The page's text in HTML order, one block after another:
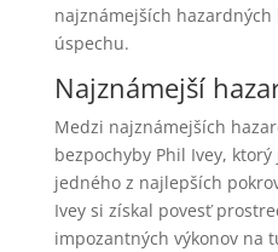
najznámejších
úspechu.
Najznámejší
Medzi najznámejších
bezpochyby Phil Ivey,
jedného z najlepších
Ivey si získal povesť
impozantných výkonov na